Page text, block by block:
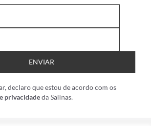
ENVIAR
declaro que estou de acordo com os
privacidadeda Salinas.